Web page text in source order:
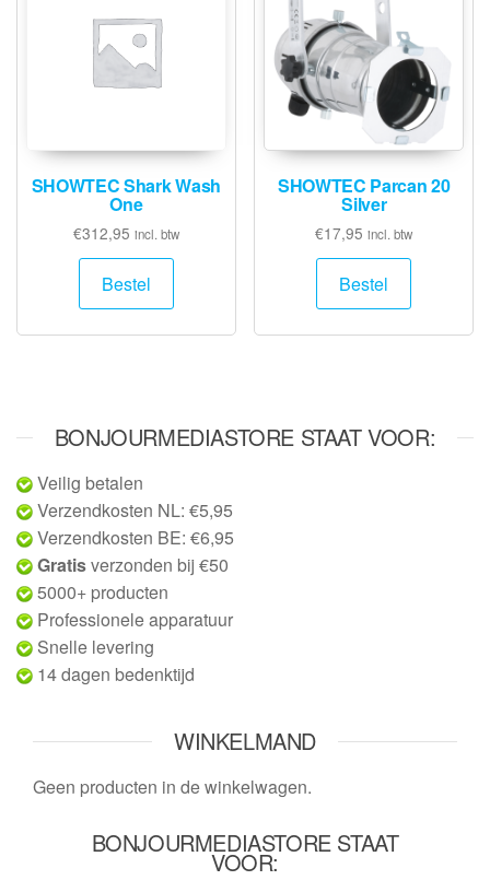
SHOWTEC Shark Wash
One
€312,95 incl. btw
Bestel
SHOWTEC Parcan 20
Silver
€17,95 incl. btw
Bestel
BONJOURMEDIASTORE STAAT VOOR:
Veilig betalen
Verzendkosten NL: €5,95
Verzendkosten BE: €6,95
Gratisverzonden bij €50
5000+ producten
Professionele apparatuur
Snelle levering
14 dagen bedenktijd
WINKELMAND
Geen producten in de winkelwagen.
BONJOURMEDIASTORE STAAT
VOOR: